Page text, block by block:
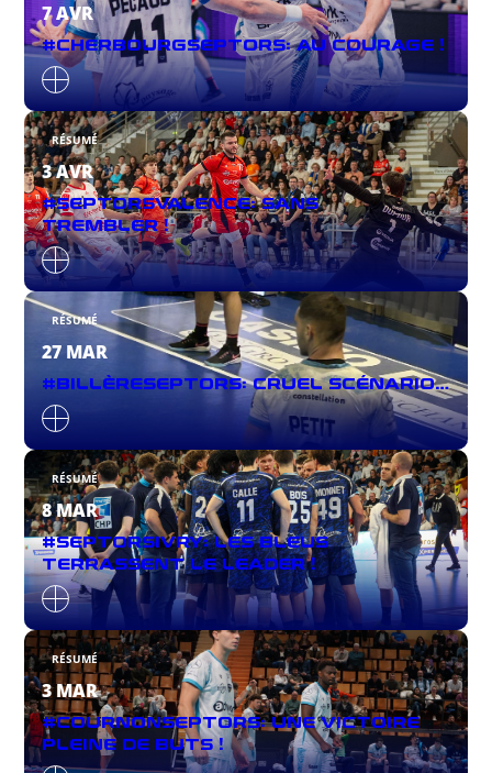
7 AVR
#CHERBOURGSEPTORS: AU COURAGE !
RÉSUMÉ
3 AVR
#SEPTORSVALENCE: SANS
TREMBLER !
RÉSUMÉ
27 MAR
#BILLÈRESEPTORS: CRUEL SCÉNARIO…
RÉSUMÉ
8 MAR
#SEPTORSIVRY: LES BLEUS
TERRASSENT LE LEADER !
RÉSUMÉ
3 MAR
#COURNONSEPTORS: UNE VICTOIRE
PLEINE DE BUTS !